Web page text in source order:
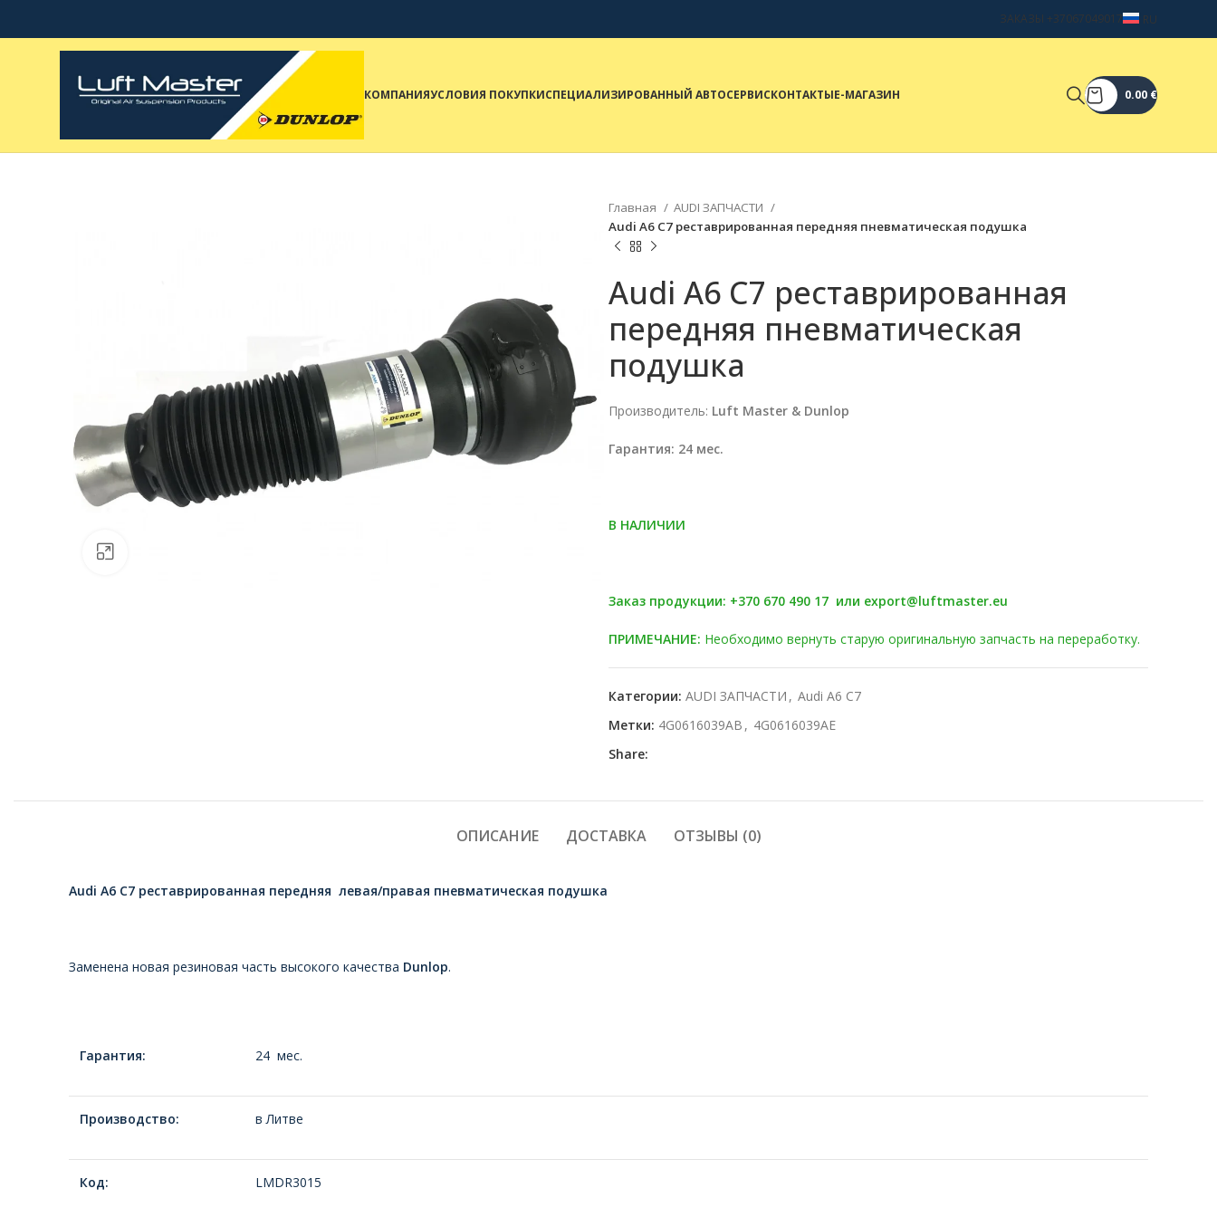
ЗАКАЗЫ +37067049017 RU
КОМПАНИЯУСЛОВИЯ ПОКУПКИСПЕЦИАЛИЗИРОВАННЫЙ АВТОСЕРВИСКОНТАКТЫЕ-МАГАЗИН 0.00 €
Главная
AUDI ЗАПЧАСТИ
Audi A6 C7 реставрированная передняя пневматическая подушка
Audi A6 C7 реставрированная
передняя пневматическая
подушка
Производитель: Luft Master & Dunlop
Гарантия: 24 мес.
В НАЛИЧИИ
Заказ продукции: +370 670 490 17 или export@luftmaster.eu
ПРИМЕЧАНИЕ: Необходимо вернуть старую оригинальную запчасть на переработку.
Категории: AUDI ЗАПЧАСТИ , Audi A6 C7
Метки: 4G0616039AB , 4G0616039AE
Share:
ОПИСАНИЕ ДОСТАВКА ОТЗЫВЫ (0)
Audi A6 C7 реставрированная передняя левая/правая пневматическая подушка
Заменена новая резиновая часть высокого качества Dunlop.
Гарантия: 24 мес.
Производство: в Литве
Код: LMDR3015